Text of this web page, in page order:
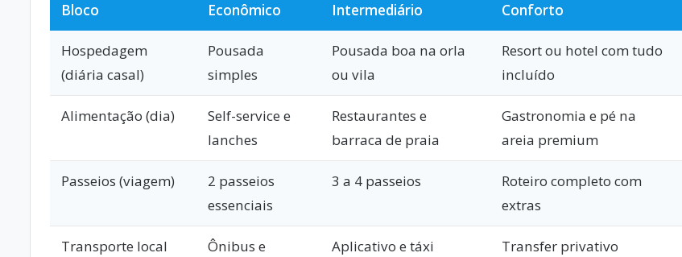
Bloco Econômico Intermediário Conforto
Hospedagem
(diária casal)
Pousada
simples
Pousada boa na orla
ou vila
Resort ou hotel com tudo
incluído
Alimentação (dia)
Self-service e
lanches
Restaurantes e
barraca de praia
Gastronomia e pé na
areia premium
Passeios (viagem)
2 passeios
essenciais
3 a 4 passeios
Roteiro completo com
extras
Transporte local
Ônibus e
Aplicativo e táxi
Transfer privativo